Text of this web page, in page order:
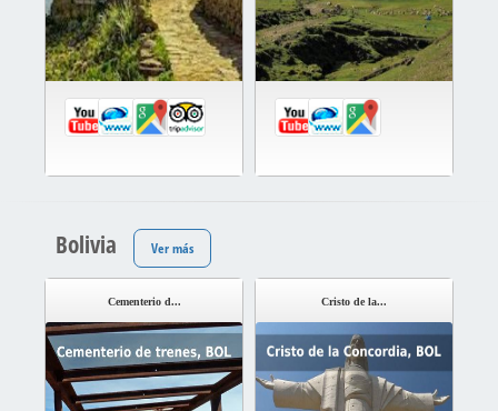
Bolivia Ver más
Cementerio d... Cristo de la...